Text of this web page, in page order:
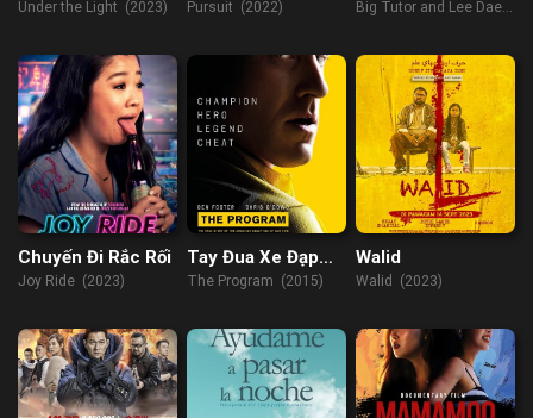
Under the Light (2023) Pursuit (2022)
Cảm
Big Tutor and Lee Dae-il
Chuyến Đi Rắc Rối
Joy Ride (2023)
Tay Đua Xe Đạp
Huyền Thoại
The Program (2015)
Walid
Walid (2023)